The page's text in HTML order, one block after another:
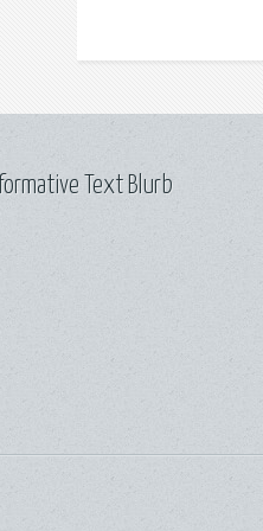
Text Blurb